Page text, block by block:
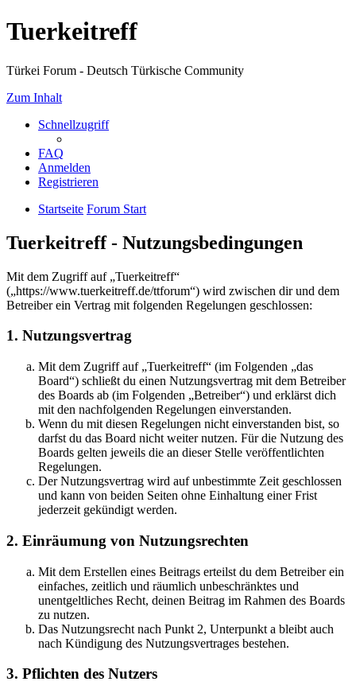
Tuerkeitreff
Türkei Forum - Deutsch Türkische Community
Zum Inhalt
Schnellzugriff
FAQ
Anmelden
Registrieren
Startseite Forum Start
Tuerkeitreff - Nutzungsbedingungen
Mit dem Zugriff auf „Tuerkeitreff“
(„https://www.tuerkeitreff.de/ttforum“) wird zwischen dir und dem
Betreiber ein Vertrag mit folgenden Regelungen geschlossen:
1. Nutzungsvertrag
Mit dem Zugriff auf „Tuerkeitreff“ (im Folgenden „das
Board“) schließt du einen Nutzungsvertrag mit dem Betreiber
des Boards ab (im Folgenden „Betreiber“) und erklärst dich
mit den nachfolgenden Regelungen einverstanden.
Wenn du mit diesen Regelungen nicht einverstanden bist, so
darfst du das Board nicht weiter nutzen. Für die Nutzung des
Boards gelten jeweils die an dieser Stelle veröffentlichten
Regelungen.
Der Nutzungsvertrag wird auf unbestimmte Zeit geschlossen
und kann von beiden Seiten ohne Einhaltung einer Frist
jederzeit gekündigt werden.
2. Einräumung von Nutzungsrechten
Mit dem Erstellen eines Beitrags erteilst du dem Betreiber ein
einfaches, zeitlich und räumlich unbeschränktes und
unentgeltliches Recht, deinen Beitrag im Rahmen des Boards
zu nutzen.
Das Nutzungsrecht nach Punkt 2, Unterpunkt a bleibt auch
nach Kündigung des Nutzungsvertrages bestehen.
3. Pflichten des Nutzers